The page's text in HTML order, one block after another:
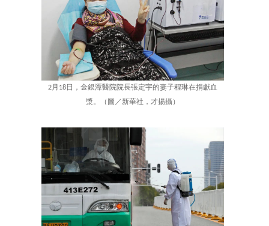
2月18日，金銀潭醫院院長張定宇的妻子程琳在捐獻血
漿。（圖／新華社，才揚攝）